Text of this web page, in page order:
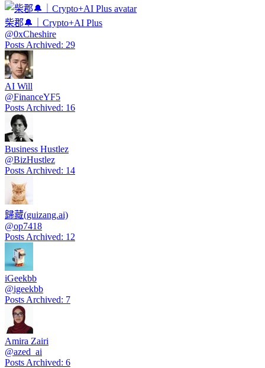
柴郡🔔｜Crypto+AI Plus
@0xCheshire
Posts Archived: 29
AI Will
@FinanceYF5
Posts Archived: 16
Business Hustlez
@BizHustlez
Posts Archived: 14
歸藏(guizang.ai)
@op7418
Posts Archived: 12
iGeekbb
@igeekbb
Posts Archived: 7
Amira Zairi
@azed_ai
Posts Archived: 6